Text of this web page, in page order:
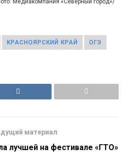
Медиакомпания «Северный город»/
КРАСНОЯРСКИЙ КРАЙ ОГЭ
материал
лучшей на фестивале «ГТО»